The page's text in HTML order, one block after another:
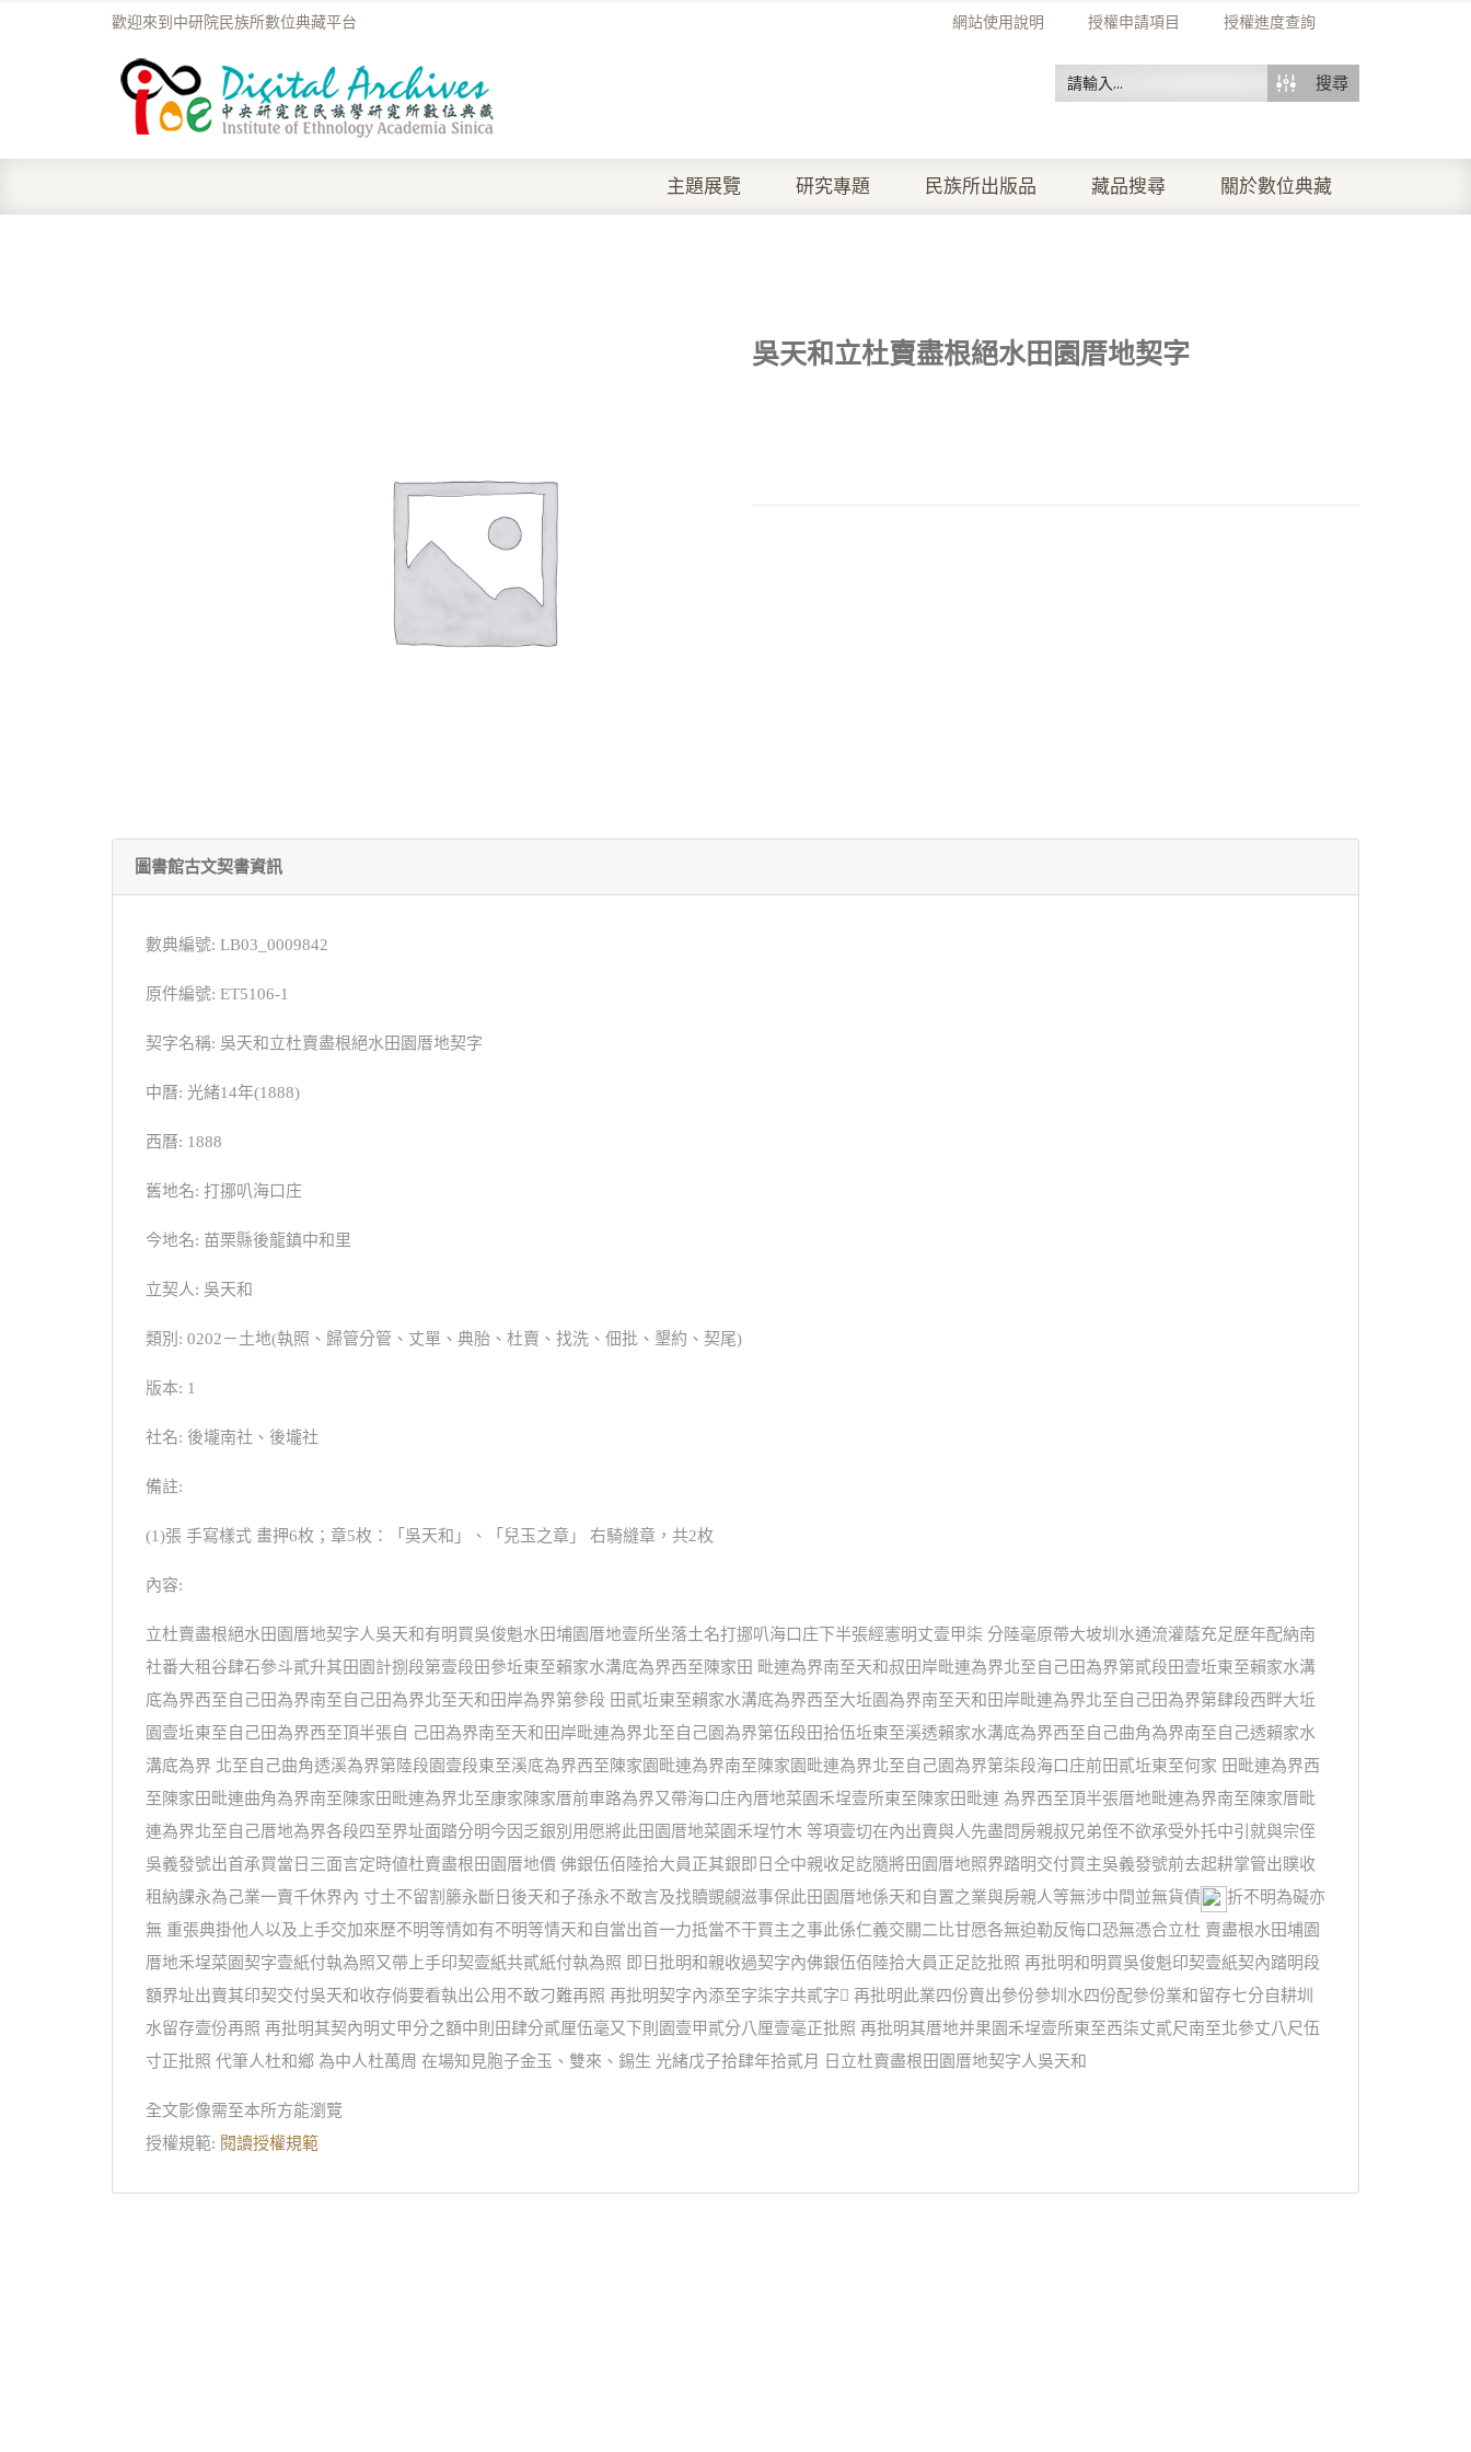
網站使用說明 授權申請項目 授權進度查詢
歡迎來到中研院民族所數位典藏平台
搜尋
主題展覽 研究專題 民族所出版品 藏品搜尋 關於數位典藏
吳天和立杜賣盡根絕水田園厝地契字
圖書館古文契書資訊
數典編號: LB03_0009842
原件編號: ET5106-1
契字名稱: 吳天和立杜賣盡根絕水田園厝地契字
中曆: 光緒14年(1888)
西曆: 1888
舊地名: 打挪叭海口庄
今地名: 苗栗縣後龍鎮中和里
立契人: 吳天和
類別: 0202－土地(執照、歸管分管、丈單、典胎、杜賣、找洗、佃批、墾約、契尾)
版本: 1
社名: 後壠南社、後壠社
備註:
(1)張 手寫樣式 畫押6枚；章5枚：「吳天和」、「兒玉之章」 右騎縫章，共2枚
內容:
立杜賣盡根絕水田園厝地契字人吳天和有明買吳俊魁水田埔園厝地壹所坐落土名打挪叭海口庄下半張經憲明丈壹甲柒 分陸毫原帶大坡圳水通流灌蔭充足歷年配納南
社番大租谷肆石參斗貳升其田園計捌段第壹段田參坵東至賴家水溝底為界西至陳家田 毗連為界南至天和叔田岸毗連為界北至自己田為界第貳段田壹坵東至賴家水溝
底為界西至自己田為界南至自己田為界北至天和田岸為界第參段 田貳坵東至賴家水溝底為界西至大坵園為界南至天和田岸毗連為界北至自己田為界第肆段西畔大坵
園壹坵東至自己田為界西至頂半張自 己田為界南至天和田岸毗連為界北至自己園為界第伍段田拾伍坵東至溪透賴家水溝底為界西至自己曲角為界南至自己透賴家水
溝底為界 北至自己曲角透溪為界第陸段園壹段東至溪底為界西至陳家園毗連為界南至陳家園毗連為界北至自己園為界第柒段海口庄前田貳坵東至何家 田毗連為界西
至陳家田毗連曲角為界南至陳家田毗連為界北至康家陳家厝前車路為界又帶海口庄內厝地菜園禾埕壹所東至陳家田毗連 為界西至頂半張厝地毗連為界南至陳家厝毗
連為界北至自己厝地為界各段四至界址面踏分明今因乏銀別用愿將此田園厝地菜園禾埕竹木 等項壹切在內出賣與人先盡問房親叔兄弟侄不欲承受外托中引就與宗侄
吳義發號出首承買當日三面言定時値杜賣盡根田園厝地價 佛銀伍佰陸拾大員正其銀即日仝中親收足訖隨將田園厝地照界踏明交付買主吳義發號前去起耕掌管出贌收
租納課永為己業一賣千休界內 寸土不留割籐永斷日後天和子孫永不敢言及找贖覬覦滋事保此田園厝地係天和自置之業與房親人等無涉中間並無貨債
折不明為礙亦
無 重張典掛他人以及上手交加來歷不明等情如有不明等情天和自當出首一力抵當不干買主之事此係仁義交關二比甘愿各無迫勒反悔口恐無憑合立杜 賣盡根水田埔園
厝地禾埕菜園契字壹紙付執為照又帶上手印契壹紙共貳紙付執為照 即日批明和親收過契字內佛銀伍佰陸拾大員正足訖批照 再批明和明買吳俊魁印契壹紙契內踏明段
額界址出賣其印契交付吳天和收存倘要看執出公用不敢刁難再照 再批明契字內添至字柒字共貳字 再批明此業四份賣出參份參圳水四份配參份業和留存七分自耕圳
水留存壹份再照 再批明其契內明丈甲分之額中則田肆分貳厘伍毫又下則園壹甲貳分八厘壹毫正批照 再批明其厝地并果園禾埕壹所東至西柒丈貳尺南至北參丈八尺伍
寸正批照 代筆人杜和鄉 為中人杜萬周 在場知見胞子金玉、雙來、錫生 光緒戊子拾肆年拾貳月 日立杜賣盡根田園厝地契字人吳天和
全文影像需至本所方能瀏覽
授權規範: 閱讀授權規範